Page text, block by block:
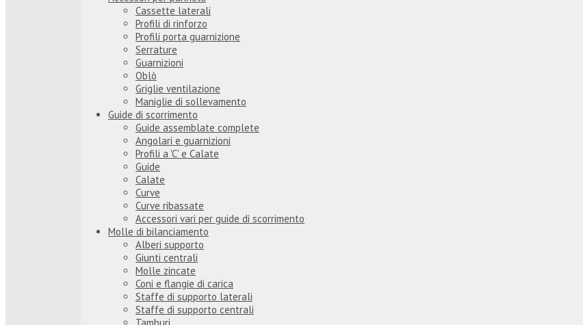
Cassette laterali
Profili di rinforzo
Profili porta guarnizione
Serrature
Guarnizioni
Oblò
Griglie ventilazione
Maniglie di sollevamento
Guide di scorrimento
Guide assemblate complete
Angolari e guarnizioni
Profili a 'C' e Calate
Guide
Calate
Curve
Curve ribassate
Accessori vari per guide di scorrimento
Molle di bilanciamento
Alberi supporto
Giunti centrali
Molle zincate
Coni e flangie di carica
Staffe di supporto laterali
Staffe di supporto centrali